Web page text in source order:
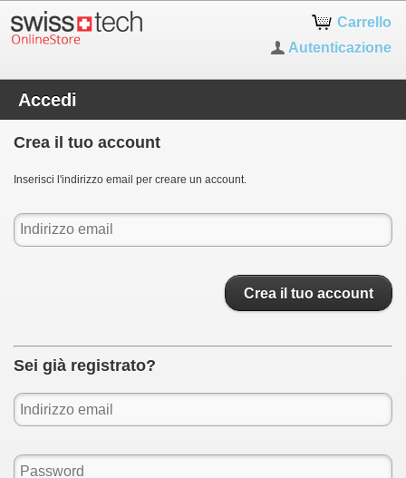
Carrello
Autenticazione
Accedi
Crea il tuo account
Inserisci l'indirizzo email per creare un account.
Crea il tuo account
Sei già registrato?